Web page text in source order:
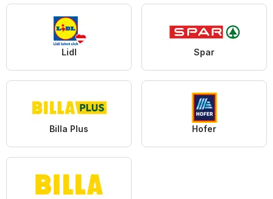
Lidl Spar
Billa Plus Hofer